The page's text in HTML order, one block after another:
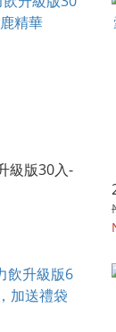
級版30入-